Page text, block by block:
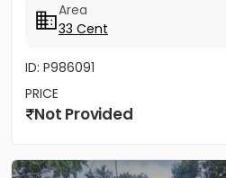
Area
33 Cent
ID: P986091
PRICE
Not Provided